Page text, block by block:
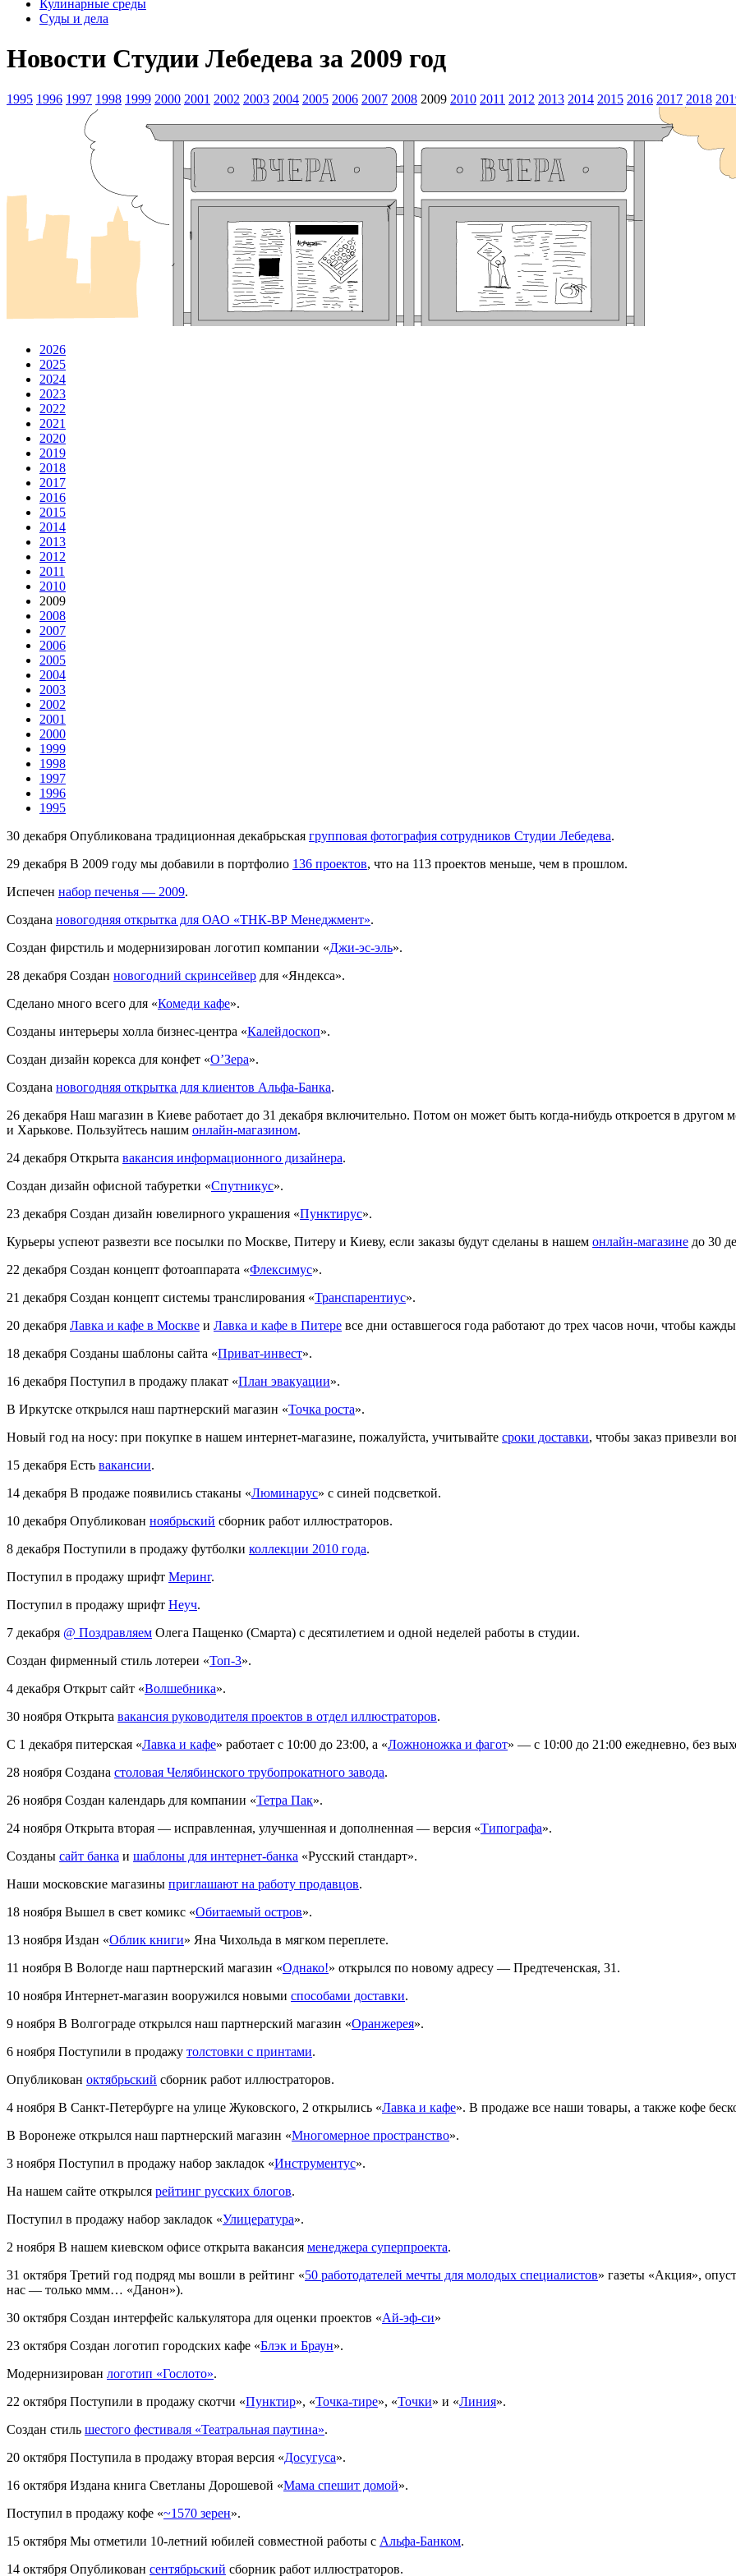
Кулинарные среды
Суды и дела
Новости Студии Лебедева за 2009 год
1995 1996 1997 1998 1999 2000 2001 2002 2003 2004 2005 2006 2007 2008 2009 2010 2011 2012 2013 2014 2015 2016 2017 2018
2026
2025
2024
2023
2022
2021
2020
2019
2018
2017
2016
2015
2014
2013
2012
2011
2010
2009
2008
2007
2006
2005
2004
2003
2002
2001
2000
1999
1998
1997
1996
1995
30 декабря Опубликована традиционная декабрьская групповая фотография сотрудников Студии Лебедева.
29 декабря В 2009 году мы добавили в портфолио 136 проектов, что на 113 проектов меньше, чем в прошлом.
Испечен набор печенья — 2009.
Создана новогодняя открытка для ОАО «ТНК-ВР Менеджмент».
Создан фирстиль и модернизирован логотип компании «Джи-эс-эль».
28 декабря Создан новогодний скринсейвер для «Яндекса».
Сделано много всего для «Комеди кафе».
Созданы интерьеры холла бизнес-центра «Калейдоскоп».
Создан дизайн корекса для конфет «О’Зера».
Создана новогодняя открытка для клиентов Альфа-Банка.
26 декабря Наш магазин в Киеве работает до 31 декабря включительно. Потом он может быть когда-нибудь откроется в
и Харькове. Пользуйтесь нашим онлайн-магазином.
24 декабря Открыта вакансия информационного дизайнера.
Создан дизайн офисной табуретки «Спутникус».
23 декабря Создан дизайн ювелирного украшения «Пунктирус».
Курьеры успеют развезти все посылки по Москве, Питеру и Киеву, если заказы будут сделаны в нашем онлайн-магазине до 30
22 декабря Создан концепт фотоаппарата «Флексимус».
21 декабря Создан концепт системы транслирования «Транспарентиус».
20 декабря Лавка и кафе в Москве и Лавка и кафе в Питере все дни оставшегося года работают до трех часов ночи, чтобы
18 декабря Созданы шаблоны сайта «Приват-инвест».
16 декабря Поступил в продажу плакат «План эвакуации».
В Иркутске открылся наш партнерский магазин «Точка роста».
Новый год на носу: при покупке в нашем интернет-магазине, пожалуйста, учитывайте сроки доставки, чтобы заказ привезли
15 декабря Есть вакансии.
14 декабря В продаже появились стаканы «Люминарус» с синей подсветкой.
10 декабря Опубликован ноябрьский сборник работ иллюстраторов.
8 декабря Поступили в продажу футболки коллекции 2010 года.
Поступил в продажу шрифт Меринг.
Поступил в продажу шрифт Неуч.
7 декабря @ Поздравляем Олега Пащенко (Смарта) с десятилетием и одной неделей работы в студии.
Создан фирменный стиль лотереи «Топ-3».
4 декабря Открыт сайт «Волшебника».
30 ноября Открыта вакансия руководителя проектов в отдел иллюстраторов.
С 1 декабря питерская «Лавка и кафе» работает с 10:00 до 23:00, а «Ложноножка и фагот» — с 10:00 до 21:00 ежедневно, без
28 ноября Создана столовая Челябинского трубопрокатного завода.
26 ноября Создан календарь для компании «Тетра Пак».
24 ноября Открыта вторая — исправленная, улучшенная и дополненная — версия «Типографа».
Созданы сайт банка и шаблоны для интернет-банка «Русский стандарт».
Наши московские магазины приглашают на работу продавцов.
18 ноября Вышел в свет комикс «Обитаемый остров».
13 ноября Издан «Облик книги» Яна Чихольда в мягком переплете.
11 ноября В Вологде наш партнерский магазин «Однако!» открылся по новому адресу — Предтеченская, 31.
10 ноября Интернет-магазин вооружился новыми способами доставки.
9 ноября В Волгограде открылся наш партнерский магазин «Оранжерея».
6 ноября Поступили в продажу толстовки с принтами.
Опубликован октябрьский сборник работ иллюстраторов.
4 ноября В Санкт-Петербурге на улице Жуковского, 2 открылись «Лавка и кафе». В продаже все наши товары, а также кофе
В Воронеже открылся наш партнерский магазин «Многомерное пространство».
3 ноября Поступил в продажу набор закладок «Инструментус».
На нашем сайте открылся рейтинг русских блогов.
Поступил в продажу набор закладок «Улицература».
2 ноября В нашем киевском офисе открыта вакансия менеджера суперпроекта.
31 октября Третий год подряд мы вошли в рейтинг «50 работодателей мечты для молодых специалистов» газеты «Акция»,
нас — только ммм… «Данон»).
30 октября Создан интерфейс калькулятора для оценки проектов «Ай-эф-си»
23 октября Создан логотип городских кафе «Блэк и Браун».
Модернизирован логотип «Гослото».
22 октября Поступили в продажу скотчи «Пунктир», «Точка-тире», «Точки» и «Линия».
Создан стиль шестого фестиваля «Театральная паутина».
20 октября Поступила в продажу вторая версия «Досугуса».
16 октября Издана книга Светланы Дорошевой «Мама спешит домой».
Поступил в продажу кофе «~1570 зерен».
15 октября Мы отметили 10-летний юбилей совместной работы с Альфа-Банком.
14 октября Опубликован сентябрьский сборник работ иллюстраторов.